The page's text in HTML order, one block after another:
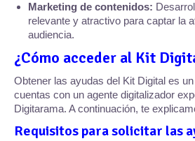
Marketing de contenidos:
relevante y atractivo para captar la
audiencia.
¿Cómo acceder al Kit
Obtener las ayudas del Kit Digital es
cuentas con un agente digitalizador
Digitarama. A continuación, te
Requisitos para solicitar las